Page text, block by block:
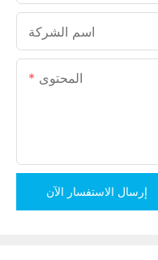
اسم الشركة
المحتوى
إرسال الاستفسار الآن